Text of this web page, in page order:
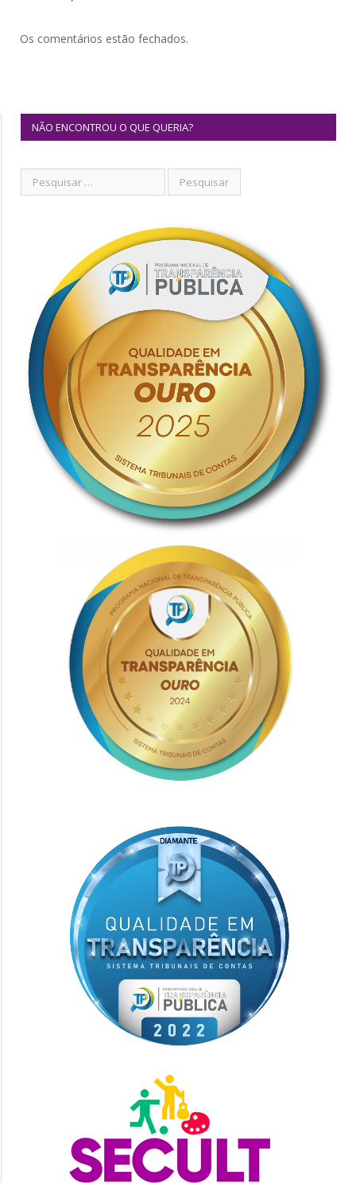
Os comentários estão fechados.
NÃO ENCONTROU O QUE QUERIA?